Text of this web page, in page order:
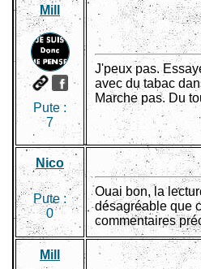
Mill
Pute :
7
J'peux pas.
avec du tabac
Marche pas. Du
Nico
Pute :
0
Ouai bon, la
désagréable que
commentaires
Mill